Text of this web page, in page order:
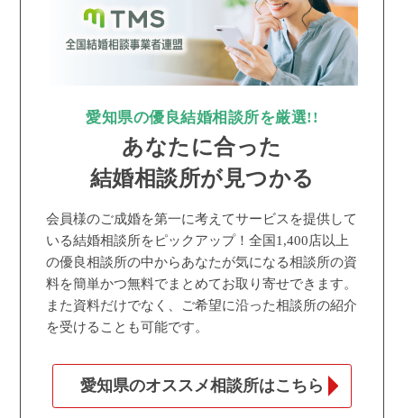
愛知県の優良結婚相談所を厳選!!
あなたに合った
結婚相談所が見つかる
会員様のご成婚を第一に考えてサービスを提供して
いる結婚相談所をピックアップ！全国1,400店以上
の優良相談所の中からあなたが気になる相談所の資
料を簡単かつ無料でまとめてお取り寄せできます。
また資料だけでなく、ご希望に沿った相談所の紹介
を受けることも可能です。
愛知県のオススメ相談所はこちら